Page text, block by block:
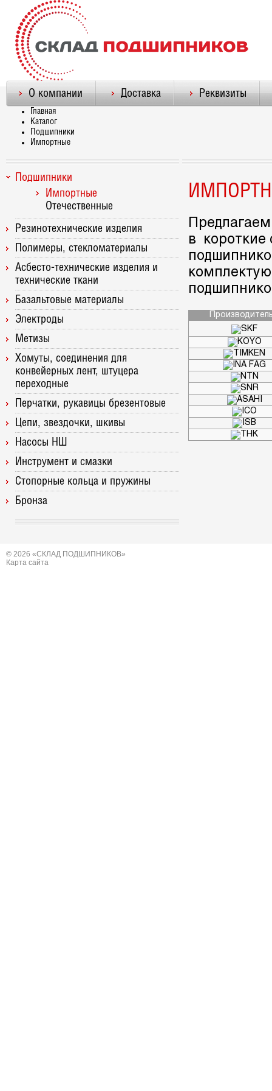
О компании Доставка Реквизиты
Главная
Каталог
Подшипники
Импортные
Подшипники
Импортные
Отечественные
Резинотехнические изделия
Полимеры, стекломатериалы
Асбесто-технические изделия и
технические ткани
Базальтовые материалы
Электроды
Метизы
Хомуты, соединения для
конвейерных лент, штуцера
переходные
Перчатки, рукавицы брезентовые
Цепи, звездочки, шкивы
Насосы НШ
Инструмент и смазки
Стопорные кольца и пружины
Бронза
в короткие
© 2026 «СКЛАД ПОДШИПНИКОВ»
Карта сайта